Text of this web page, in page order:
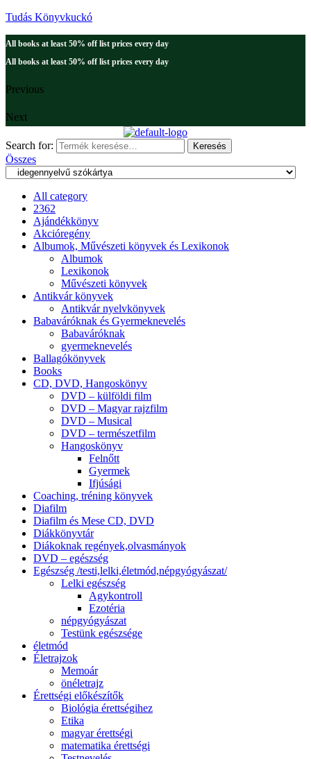
Tudás Könyvkuckó
All books at least 50% off list prices every day
All books at least 50% off list prices every day
Previous
Next
Search for: Keresés
Összes
All category
2362
Ajándékkönyv
Akcióregény
Albumok, Művészeti könyvek és Lexikonok
Albumok
Lexikonok
Művészeti könyvek
Antikvár könyvek
Antikvár nyelvkönyvek
Babaváróknak és Gyermeknevelés
Babaváróknak
gyermeknevelés
Ballagókönyvek
Books
CD, DVD, Hangoskönyv
DVD – külföldi film
DVD – Magyar rajzfilm
DVD – Musical
DVD – természetfilm
Hangoskönyv
Felnőtt
Gyermek
Ifjúsági
Coaching, tréning könyvek
Diafilm
Diafilm és Mese CD, DVD
Diákkönyvtár
Diákoknak regények,olvasmányok
DVD – egészség
Egészség /testi,lelki,életmód,népgyógyászat/
Lelki egészség
Agykontroll
Ezotéria
népgyógyászat
Testünk egészsége
életmód
Életrajzok
Memoár
önéletrajz
Érettségi előkészítők
Biológia érettségihez
Etika
magyar érettségi
matematika érettségi